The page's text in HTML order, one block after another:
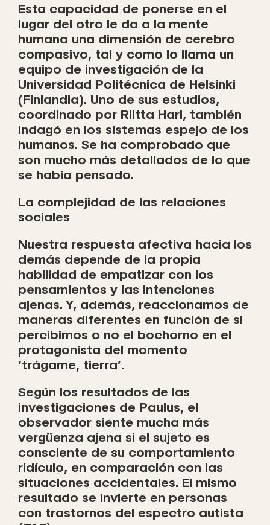
Esta capacidad de ponerse en el
lugar del otro le da a la mente
humana una dimensión de cerebro
compasivo, tal y como lo llama un
equipo de investigación de la
Universidad Politécnica de Helsinki
(Finlandia). Uno de sus estudios,
coordinado por Riitta Hari, también
indagó en los sistemas espejo de los
humanos. Se ha comprobado que
son mucho más detallados de lo que
se había pensado.
La complejidad de las relaciones
sociales
Nuestra respuesta afectiva hacia los
demás depende de la propia
habilidad de empatizar con los
pensamientos y las intenciones
ajenas. Y, además, reaccionamos de
maneras diferentes en función de si
percibimos o no el bochorno en el
protagonista del momento
‘trágame, tierra’.
Según los resultados de las
investigaciones de Paulus, el
observador siente mucha más
vergüenza ajena si el sujeto es
consciente de su comportamiento
ridículo, en comparación con las
situaciones accidentales. El mismo
resultado se invierte en personas
con trastornos del espectro autista